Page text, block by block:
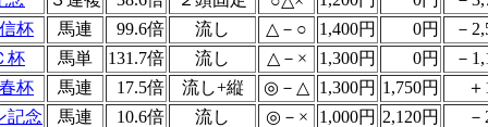
杯
馬連 99.6倍 流し △－○ 1,400円 0円
－
杯
馬単 131.7倍 流し △－× 1,300円 0円
－
杯
馬連 17.5倍 流し+縦 ◎－△ 1,300円 1,750円
記念
馬連 10.6倍 流し ◎－× 1,000円 2,120円